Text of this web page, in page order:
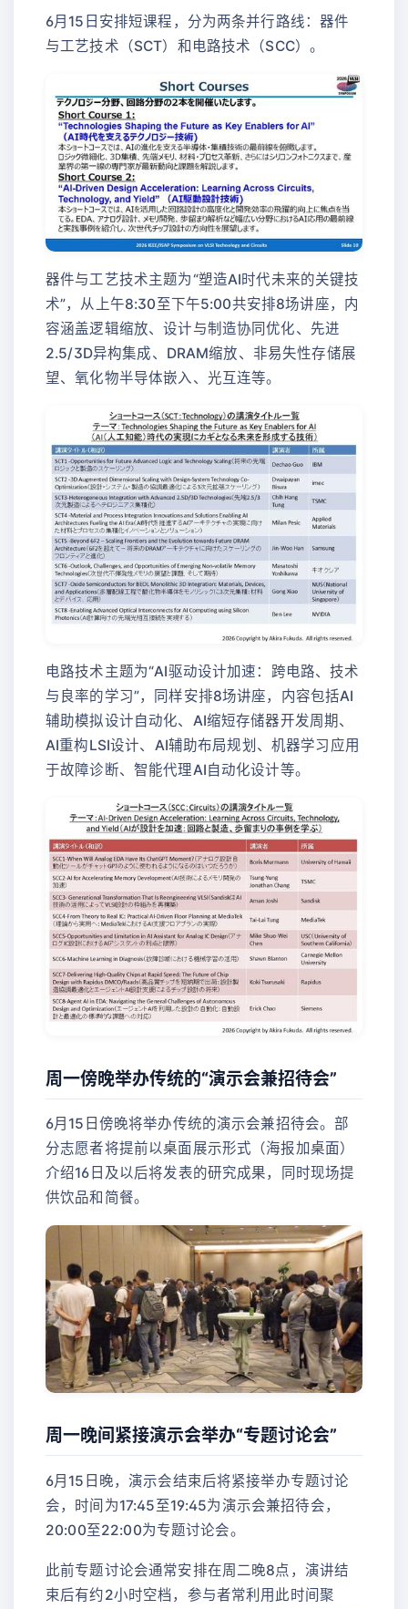
6月15日安排短课程，分为两条并行路线：器件
与工艺技术（SCT）和电路技术（SCC）。
器件与工艺技术主题为“塑造AI时代未来的关键技
术”，从上午8:30至下午5:00共安排8场讲座，内
容涵盖逻辑缩放、设计与制造协同优化、先进
2.5/3D异构集成、DRAM缩放、非易失性存储展
望、氧化物半导体嵌入、光互连等。
电路技术主题为“AI驱动设计加速：跨电路、技术
与良率的学习”，同样安排8场讲座，内容包括AI
辅助模拟设计自动化、AI缩短存储器开发周期、
AI重构LSI设计、AI辅助布局规划、机器学习应用
于故障诊断、智能代理AI自动化设计等。
周一傍晚举办传统的“演示会兼招待会”
6月15日傍晚将举办传统的演示会兼招待会。部
分志愿者将提前以桌面展示形式（海报加桌面）
介绍16日及以后将发表的研究成果，同时现场提
供饮品和简餐。
周一晚间紧接演示会举办“专题讨论会”
6月15日晚，演示会结束后将紧接举办专题讨论
会，时间为17:45至19:45为演示会兼招待会，
20:00至22:00为专题讨论会。
此前专题讨论会通常安排在周二晚8点，演讲结
束后有约2小时空档，参与者常利用此时间聚